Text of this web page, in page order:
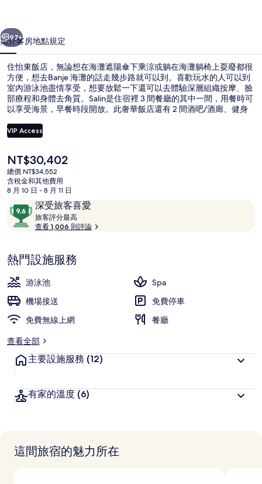
集
個 下一個
97+
簡介客房地點規定
住怡東飯店，無論想在海灘遮陽傘下乘涼或躺在海灘躺椅上耍廢都很
方便，想去Banje 海灘的話走幾步路就可以到。喜歡玩水的人可以到
室內游泳池盡情享受，想要放鬆一下還可以去體驗深層組織按摩、臉
部療程和身體去角質。Salin是住宿裡 3 間餐廳的其中一間，用餐時可
以享受海景，早餐時段開放。此奢華飯店還有 2 間酒吧/酒廊、健身
VIP Access
目
前
的
價
是
NT$30,402
NT$30,402
總價 NT$34,552
含稅金和其他費用
8 月 10 日 - 8 月 11 日
評
論
深受旅客喜愛
9.6
分，
滿
10，
深
受
旅
客
喜
旅客評分最高
客
查看 1,006 則評論
熱門設施服務
游泳池
Spa
機場接送
免費停車
免費無線上網
餐廳
查看全部
主要設施服務 (12)
有家的溫度 (6)
這間旅宿的魅力所在